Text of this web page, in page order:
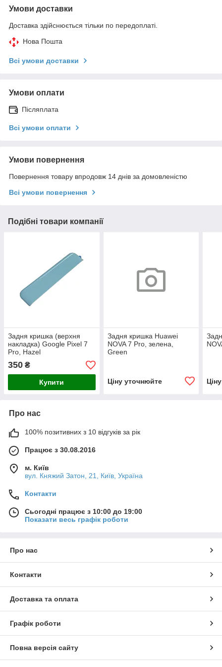
Умови доставки
Доставка здійснюється тільки по передоплаті.
Нова Пошта
Всі умови доставки
Умови оплати
Післяплата
Всі умови оплати
Умови повернення
Повернення товару впродовж 14 днів за домовленістю
Всі умови повернення
Подібні товари компанії
Задня кришка (верхня
накладка) Google Pixel 7
Pro, Hazel
350 ₴
Купити
Задня кришка Huawei
NOVA 7 Pro, зелена,
Green
Ціну уточнюйте
Про нас
100% позитивних з 10 відгуків за рік
Працює з 30.08.2016
м. Київ
вул. Княжий Затон, 21, Київ, Україна
Контакти
Сьогодні працює з 10:00 до 19:00
Показати весь графік роботи
Про нас
Контакти
Доставка та оплата
Графік роботи
Повна версія сайту